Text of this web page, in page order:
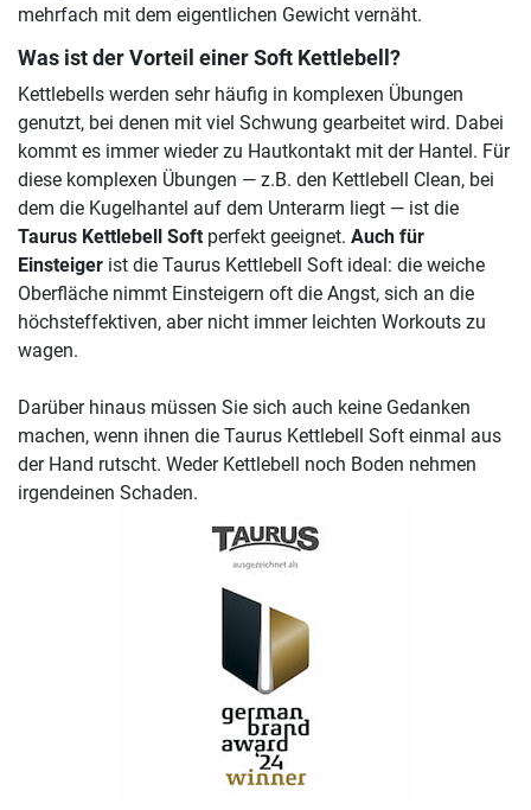
mehrfach mit dem eigentlichen Gewicht vernäht.
Was ist der Vorteil einer Soft Kettlebell?
Kettlebells werden sehr häufig in komplexen Übungen
genutzt, bei denen mit viel Schwung gearbeitet wird. Dabei
kommt es immer wieder zu Hautkontakt mit der Hantel. Für
diese komplexen Übungen — z.B. den Kettlebell Clean, bei
dem die Kugelhantel auf dem Unterarm liegt — ist die
Taurus Kettlebell Soft perfekt geeignet. Auch für
Einsteiger ist die Taurus Kettlebell Soft ideal: die weiche
Oberfläche nimmt Einsteigern oft die Angst, sich an die
höchsteffektiven, aber nicht immer leichten Workouts zu
wagen.
Darüber hinaus müssen Sie sich auch keine Gedanken
machen, wenn ihnen die Taurus Kettlebell Soft einmal aus
der Hand rutscht. Weder Kettlebell noch Boden nehmen
irgendeinen Schaden.